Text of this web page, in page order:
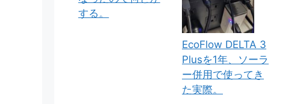
する。
EcoFlow DELTA 3
Plusを1年、ソーラ
ー併用で使ってき
た実際。